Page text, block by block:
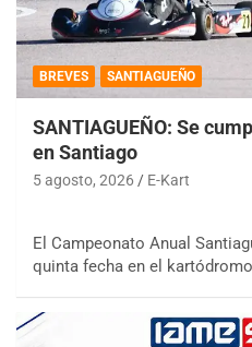
BREVES SANTIAGUEÑO
SANTIAGUEÑO: Se
en Santiago
5 agosto, 2026 E-Kart
El Campeonato Anual
quinta fecha en el